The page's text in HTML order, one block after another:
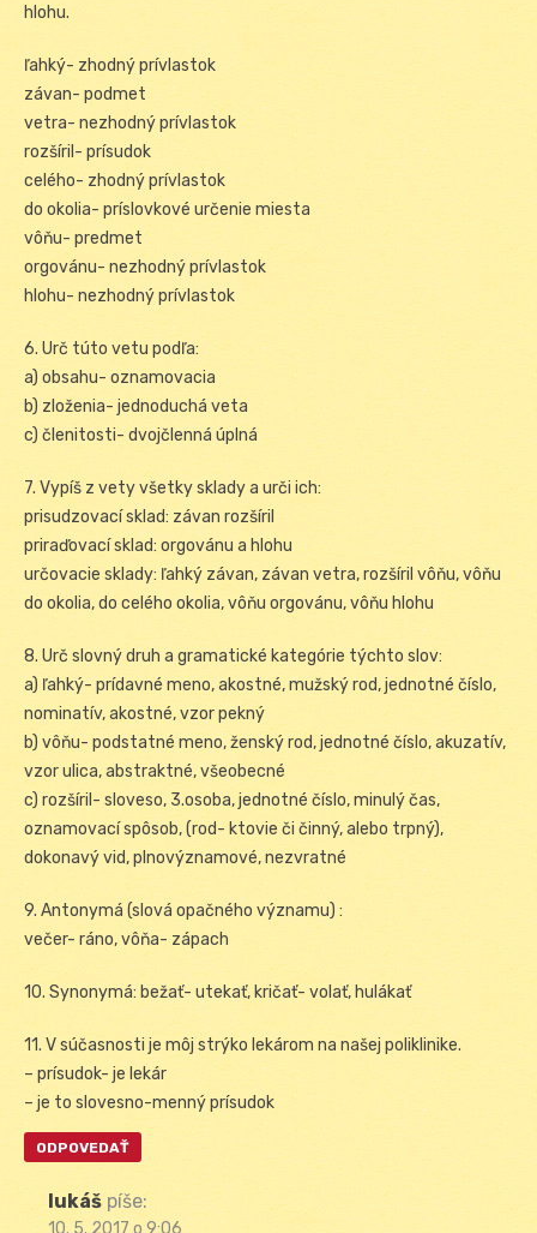
hlohu.
ľahký- zhodný prívlastok
závan- podmet
vetra- nezhodný prívlastok
rozšíril- prísudok
celého- zhodný prívlastok
do okolia- príslovkové určenie miesta
vôňu- predmet
orgovánu- nezhodný prívlastok
hlohu- nezhodný prívlastok
6. Urč túto vetu podľa:
a) obsahu- oznamovacia
b) zloženia- jednoduchá veta
c) členitosti- dvojčlenná úplná
7. Vypíš z vety všetky sklady a urči ich:
prisudzovací sklad: závan rozšíril
priraďovací sklad: orgovánu a hlohu
určovacie sklady: ľahký závan, závan vetra, rozšíril vôňu, vôňu
do okolia, do celého okolia, vôňu orgovánu, vôňu hlohu
8. Urč slovný druh a gramatické kategórie týchto slov:
a) ľahký- prídavné meno, akostné, mužský rod, jednotné číslo,
nominatív, akostné, vzor pekný
b) vôňu- podstatné meno, ženský rod, jednotné číslo, akuzatív,
vzor ulica, abstraktné, všeobecné
c) rozšíril- sloveso, 3.osoba, jednotné číslo, minulý čas,
oznamovací spôsob, (rod- ktovie či činný, alebo trpný),
dokonavý vid, plnovýznamové, nezvratné
9. Antonymá (slová opačného významu) :
večer- ráno, vôňa- zápach
10. Synonymá: bežať- utekať, kričať- volať, hulákať
11. V súčasnosti je môj strýko lekárom na našej poliklinike.
– prísudok- je lekár
– je to slovesno-menný prísudok
ODPOVEDAŤ
lukáš píše:
10. 5. 2017 o 9:06